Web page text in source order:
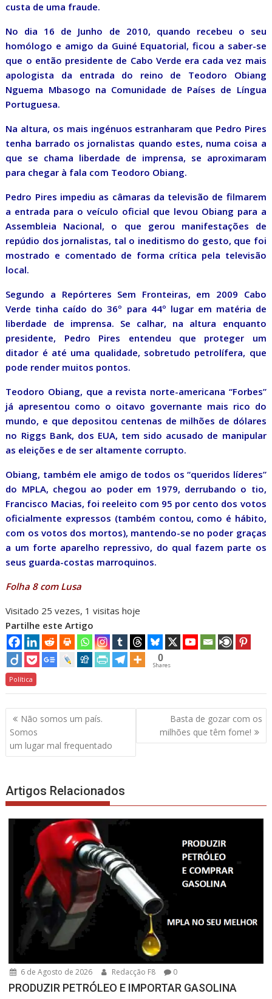
custa de uma fraude.
No dia 16 de Junho de 2010, quando recebeu o seu
homólogo e amigo da Guiné Equatorial, ficou a saber-se
que o então presidente de Cabo Verde era cada vez mais
apologista da entrada do reino de Teodoro Obiang
Nguema Mbasogo na Comunidade de Países de Língua
Portuguesa.
Na altura, os mais ingénuos estranharam que Pedro Pires
tenha barrado os jornalistas quando estes, numa coisa a
que se chama liberdade de imprensa, se aproximaram
para chegar à fala com Teodoro Obiang.
Pedro Pires impediu as câmaras da televisão de filmarem
a entrada para o veículo oficial que levou Obiang para a
Assembleia Nacional, o que gerou manifestações de
repúdio dos jornalistas, tal o ineditismo do gesto, que foi
mostrado e comentado de forma crítica pela televisão
local.
Segundo a Repórteres Sem Fronteiras, em 2009 Cabo
Verde tinha caído do 36º para 44º lugar em matéria de
liberdade de imprensa. Se calhar, na altura enquanto
presidente, Pedro Pires entendeu que proteger um
ditador é até uma qualidade, sobretudo petrolífera, que
pode render muitos pontos.
Teodoro Obiang, que a revista norte-americana “Forbes”
já apresentou como o oitavo governante mais rico do
mundo, e que depositou centenas de milhões de dólares
no Riggs Bank, dos EUA, tem sido acusado de manipular
as eleições e de ser altamente corrupto.
Obiang, também ele amigo de todos os “queridos líderes”
do MPLA, chegou ao poder em 1979, derrubando o tio,
Francisco Macias, foi reeleito com 95 por cento dos votos
oficialmente expressos (também contou, como é hábito,
com os votos dos mortos), mantendo-se no poder graças
a um forte aparelho repressivo, do qual fazem parte os
seus guarda-costas marroquinos.
Folha 8 com Lusa
Visitado 25 vezes, 1 visitas hoje
Partilhe este Artigo
0
Shares
Política
Navegação
de
artigos
Não somos um país.
Somos
um lugar mal frequentado
Basta de gozar com os
milhões que têm fome!
Artigos Relacionados
6 de Agosto de 2026 Redacção F8 0
PRODUZIR PETRÓLEO E IMPORTAR GASOLINA